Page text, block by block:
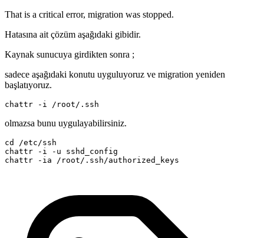
That is a critical error, migration was stopped.
Hatasına ait çözüm aşağıdaki gibidir.
Kaynak sunucuya girdikten sonra ;
sadece aşağıdaki konutu uyguluyoruz ve migration yeniden
başlatıyoruz.
chattr -i /root/.ssh
olmazsa bunu uygulayabilirsiniz.
cd /etc/ssh
chattr -i -u sshd_config
chattr -ia /root/.ssh/authorized_keys